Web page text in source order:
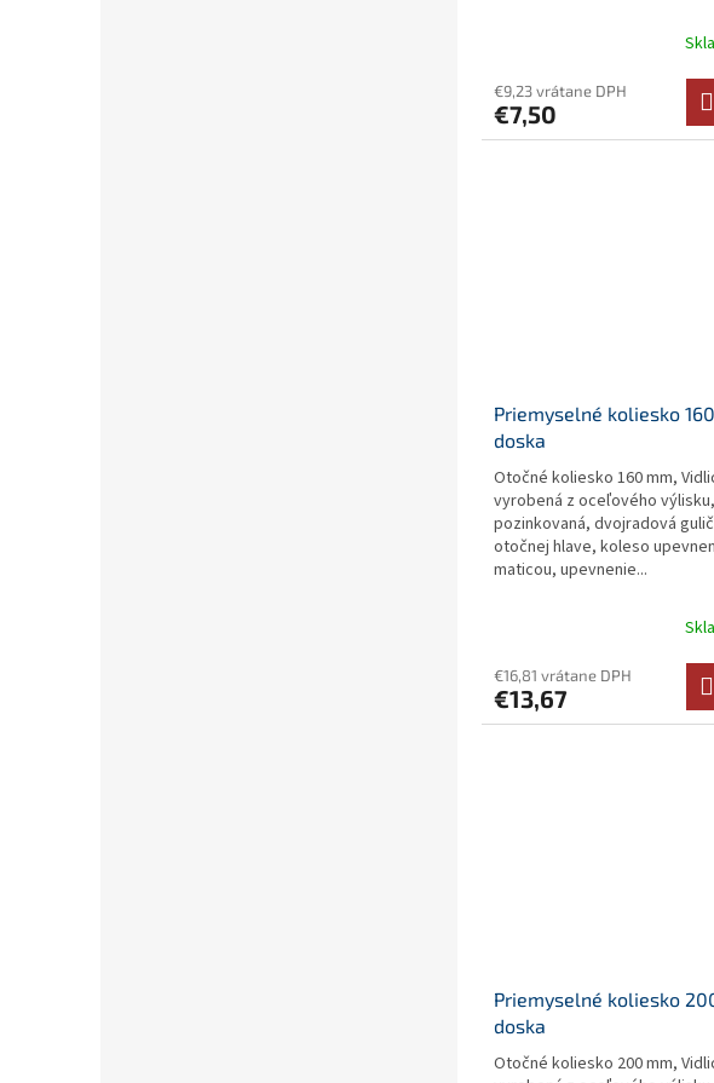
€9,23 vrátane DPH
€7,50
Priemyselné koliesko
doska
Otočné koliesko 160 mm,
vyrobená z oceľového výlisku,
pozinkovaná, dvojradová
otočnej hlave, koleso
maticou, upevnenie...
€16,81 vrátane DPH
€13,67
Priemyselné koliesko
doska
Otočné koliesko 200 mm,